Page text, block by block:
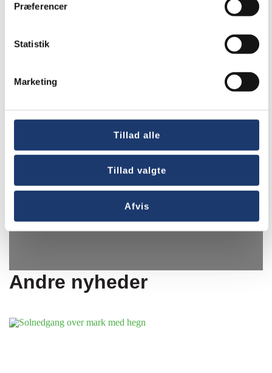
Præferencer
Statistik
Marketing
Tillad alle
Tillad valgte
Afvis
Andre nyheder